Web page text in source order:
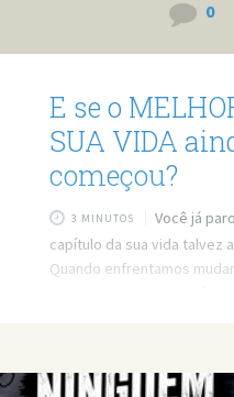
0
E se o
SUA VIDA
começou?
3 MINUTOS
Você já
capítulo da sua vida talvez
Quando enfrentamos
imaginar os piores
leia o post em texto. Link